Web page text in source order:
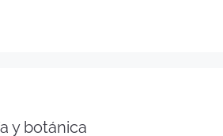
y botánica